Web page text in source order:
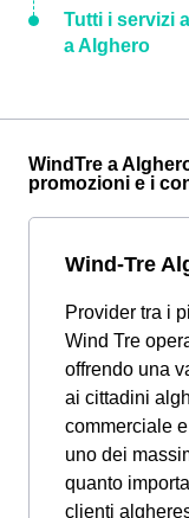
Tutti i servizi
a Alghero
WindTre a
promozioni e i
Wind-Tre
Provider tra i
Wind Tre
offrendo una
ai cittadini
commerciale
uno dei
quanto
clienti